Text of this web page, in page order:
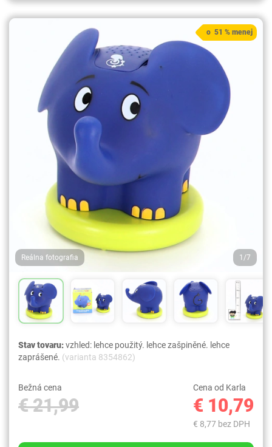
Reálna fotografia 1/7
o 51 % menej
Stav tovaru:vzhled: lehce použitý. lehce zašpiněné. lehce
zaprášené. (varianta 8354862)
Bežná cena
€ 21,99
Cena od Karla
€ 10,79
€ 8,77 bez DPH